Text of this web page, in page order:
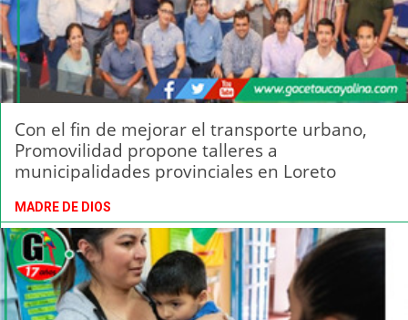
Con el fin de mejorar el transporte urbano,
Promovilidad propone talleres a
municipalidades provinciales en Loreto
MADRE DE DIOS